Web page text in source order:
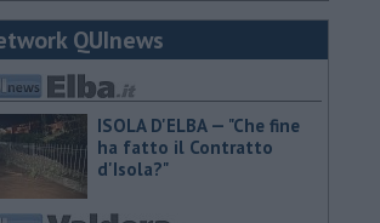
QUInews
ISOLA D'ELBA — "Che fine
ha fatto il Contratto
d'Isola?"